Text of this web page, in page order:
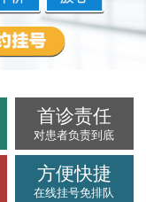
首诊责任
对患者负责到底
方便快捷
在线挂号免排队